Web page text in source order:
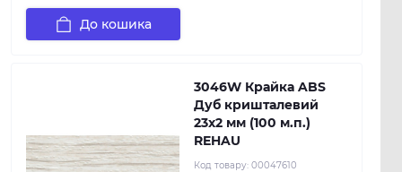
До кошика
3046W Крайка ABS
Дуб кришталевий
23х2 мм (100 м.п.)
REHAU
Код товару: 00047610